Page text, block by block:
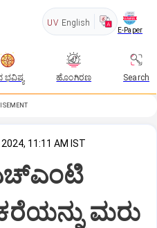
UV English
E-Paper
ಭವಿಷ್ಯ ಹೊಂಗಿರಣ Search
11:11 AM IST
ಮರು